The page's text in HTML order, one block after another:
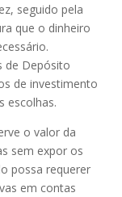
seguido pela
que o dinheiro
de Depósito
de investimento
escolhas.
o valor da
sem expor os
possa requerer
em contas